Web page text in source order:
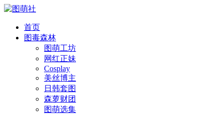
首页
图毒森林
图萌工坊
网红正妹
Cosplay
美丝博主
日韩套图
森萝财团
图萌选集